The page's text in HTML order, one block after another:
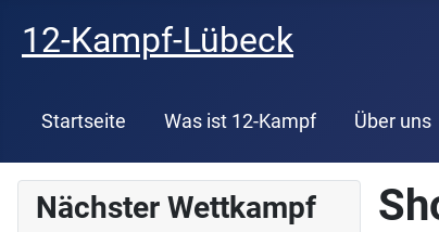
12-Kampf-Lübeck
Startseite Was ist 12-Kampf Über uns
Nächster Wettkampf